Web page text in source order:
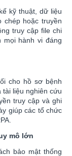
kỹ thuật, dữ liệu
chép hoặc truyền
truy cập file chi
mọi hành vi đáng
cho hồ sơ bệnh
tài liệu nghiên cứu
truy cập và ghi
giúp các tổ chức
mô lớn
bảo mật thống